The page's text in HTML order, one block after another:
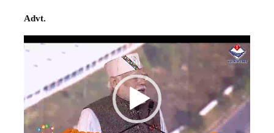
Advt.
Video